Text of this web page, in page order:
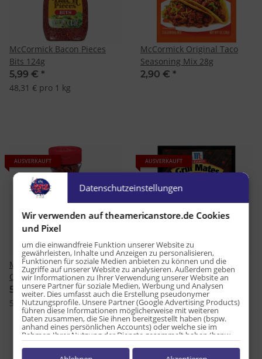
McCormick Bacon Pieces
Bits 124g
5,99 € *
48,31 € pro 1 kg
McCormick Original Taco
Seasoning Mix 28g
2,90 € *
AUSVERKAUFT
McCormick Bacon Pieces
Chips 116g
5,99 €*
51,64 € pro 1 kg
AUSVERKAUFT
McCormick Brazilian
Steakhouse 30g
2,99 €*
99,67 € pro 1 kg
Datenschutzeinstellungen
Wir verwenden auf theamericanstore.de Cookies
und Pixel
um die einwandfreie Funktion unserer Website zu
gewährleisten, Inhalte und Anzeigen zu personalisieren,
Funktionen für soziale Medien anbieten zu können und die
Zugriffe auf unserer Website zu analysieren. Außerdem geben
wir Informationen zu Ihrer Verwendung unserer Website an
unsere Partner für soziale Medien, Werbung und Analysen
weiter. Dies umfasst auch die Erstellung pseudonymer
Nutzungsprofile. Unsere Partner (Google Advertising Products)
führen diese Informationen möglicherweise mit weiteren
Daten zusammen, die Sie ihnen bereitgestellt haben (bspw.
anhand eines persönlichen Accounts) oder welche sie im
Rahmen Ihrer Nutzung der Dienste gesammelt haben (bspw.
Nutzungsdaten anderer Geräte). Ihre Einwilligung zur Nutzung
von Cookies und Pixeln können Sie jederzeit widerrufen,